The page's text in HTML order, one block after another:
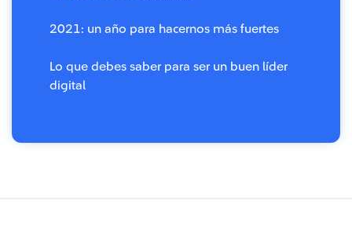
2021: un año para hacernos más fuertes
Lo que debes saber para ser un buen líder
digital